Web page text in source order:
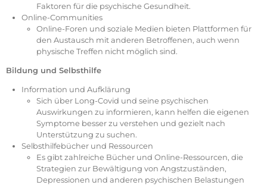
Faktoren für die psychische Gesundheit.
Online-Communities
Online-Foren und soziale Medien bieten Plattformen für
den Austausch mit anderen Betroffenen, auch wenn
physische Treffen nicht möglich sind.
Bildung und Selbsthilfe
Information und Aufklärung
Sich über Long-Covid und seine psychischen
Auswirkungen zu informieren, kann helfen die eigenen
Symptome besser zu verstehen und gezielt nach
Unterstützung zu suchen.
Selbsthilfebücher und Ressourcen
Es gibt zahlreiche Bücher und Online-Ressourcen, die
Strategien zur Bewältigung von Angstzuständen,
Depressionen und anderen psychischen Belastungen